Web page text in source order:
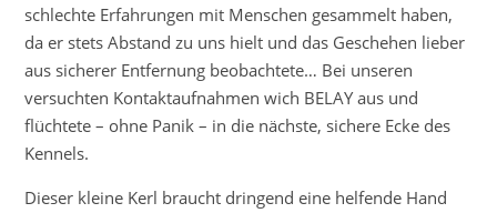
schlechte Erfahrungen mit Menschen gesammelt haben,
da er stets Abstand zu uns hielt und das Geschehen lieber
aus sicherer Entfernung beobachtete… Bei unseren
versuchten Kontaktaufnahmen wich BELAY aus und
flüchtete – ohne Panik – in die nächste, sichere Ecke des
Kennels.
Dieser kleine Kerl braucht dringend eine helfende Hand